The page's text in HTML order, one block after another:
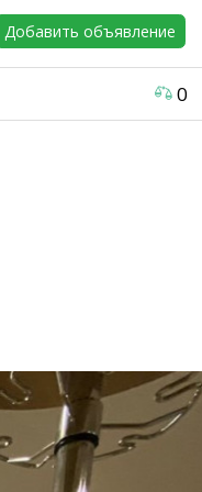
Добавить объявление
0